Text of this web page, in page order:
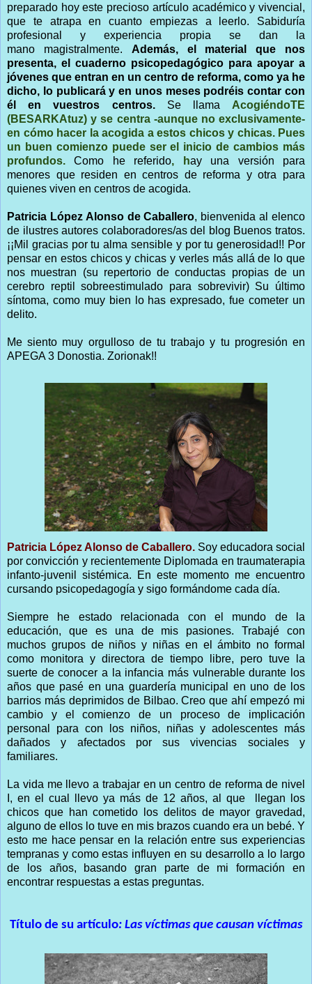
preparado hoy este precioso artículo académico y vivencial,
que te atrapa en cuanto empiezas a leerlo. Sabiduría
profesional y experiencia propia se dan la
mano magistralmente. Además, el material que nos
presenta, el cuaderno psicopedagógico para apoyar a
jóvenes que entran en un centro de reforma, como ya he
dicho, lo publicará y en unos meses podréis contar con
él en vuestros centros.Se llama AcogiéndoTE
(BESARKAtuz)y se centra -aunque no exclusivamente-
en cómo hacer la acogida a estos chicos y chicas. Pues
un buen comienzo puede ser el inicio de cambios más
profundos.Como he referido, hay una versión para
menores que residen en centros de reforma y otra para
quienes viven en centros de acogida.
Patricia López Alonso de Caballero, bienvenida al elenco
de ilustres autores colaboradores/as del blog Buenos tratos.
¡¡Mil gracias por tu alma sensible y por tu generosidad!! Por
pensar en estos chicos y chicas y verles más allá de lo que
nos muestran (su repertorio de conductas propias de un
cerebro reptil sobreestimulado para sobrevivir) Su último
síntoma, como muy bien lo has expresado, fue cometer un
delito.
Me siento muy orgulloso de tu trabajo y tu progresión en
APEGA 3 Donostia. Zorionak!!
Patricia López Alonso de Caballero. Soy educadora social
por convicción y recientemente Diplomada en traumaterapia
infanto-juvenil sistémica. En este momento me encuentro
cursando psicopedagogía y sigo formándome cada día.
Siempre he estado relacionada con el mundo de la
educación, que es una de mis pasiones. Trabajé con
muchos grupos de niños y niñas en el ámbito no formal
como monitora y directora de tiempo libre, pero tuve la
suerte de conocer a la infancia más vulnerable durante los
años que pasé en una guardería municipal en uno de los
barrios más deprimidos de Bilbao. Creo que ahí empezó mi
cambio y el comienzo de un proceso de implicación
personal para con los niños, niñas y adolescentes más
dañados y afectados por sus vivencias sociales y
familiares.
La vida me llevo a trabajar en un centro de reforma de nivel
I, en el cual llevo ya más de 12 años, al que llegan los
chicos que han cometido los delitos de mayor gravedad,
alguno de ellos lo tuve en mis brazos cuando era un bebé. Y
esto me hace pensar en la relación entre sus experiencias
tempranas y como estas influyen en su desarrollo a lo largo
de los años, basando gran parte de mi formación en
encontrar respuestas a estas preguntas.
Título de su artículo: Las víctimas que causan víctimas